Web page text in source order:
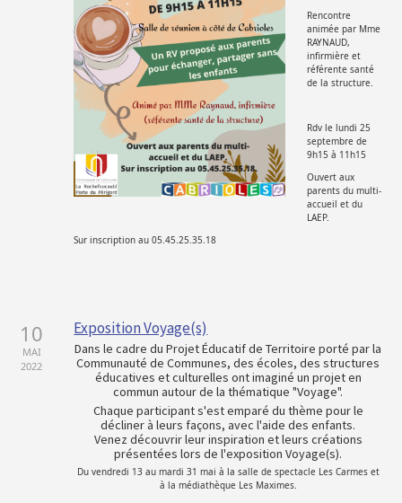
Rencontre
animée par Mme
RAYNAUD,
infirmière et
référente santé
de la structure.
Rdv le lundi 25
septembre de
9h15 à 11h15
Ouvert aux
parents du multi-
accueil et du
LAEP.
Sur inscription au 05.45.25.35.18
10
MAI
2022
Exposition Voyage(s)
Dans le cadre du Projet Éducatif de Territoire porté par la
Communauté de Communes, des écoles, des structures
éducatives et culturelles ont imaginé un projet en
commun autour de la thématique "Voyage".
Chaque participant s'est emparé du thème pour le
décliner à leurs façons, avec l'aide des enfants.
Venez découvrir leur inspiration et leurs créations
présentées lors de l'exposition Voyage(s).
Du vendredi 13 au mardi 31 mai à la salle de spectacle Les Carmes et
à la médiathèque Les Maximes.